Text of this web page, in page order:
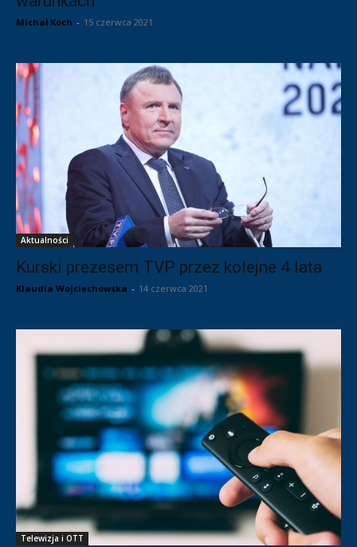
Michał Koch - 15 czerwca 2021
Aktualności
Kurski prezesem TVP przez kolejne 4 lata
Klaudia Wojciechowska - 14 czerwca 2021
Telewizja i OTT